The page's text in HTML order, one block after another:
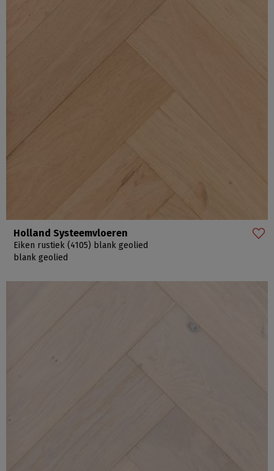
Holland Systeemvloeren
Eiken rustiek (4105) blank geolied
blank geolied